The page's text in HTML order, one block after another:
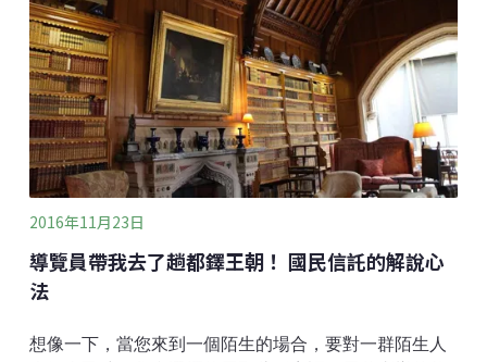
南，物業的管理者需要了解及遵守這些規範；本文則整
理美國歷史保存國民信託、英國國民信託、紐西蘭襲產
保存等組織，所提供的參考指南，提供大家分析自家物
業的安全性，進而擬定危機事件的處理方針。正視風
險：事前評估與預防完善規劃是提升珍貴的信託物業面
對潛在危機的安全性與應變能力的首要步驟；國民信託
針對不同物業，評估可能發生的危機、危害程度、因應
方式。祝融之災：防患於未
2016年11月23日
導覽員帶我去了趟都鐸王朝！ 國民信託的解說心
法
想像一下，當您來到一個陌生的場合，要對一群陌生人